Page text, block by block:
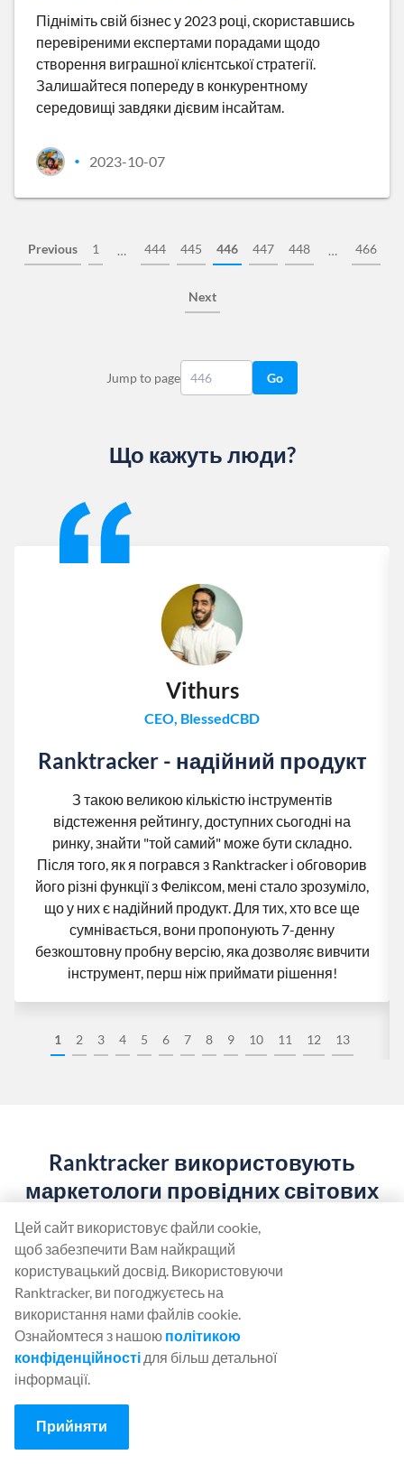
Підніміть свій бізнес у 2023 році, скориставшись
перевіреними експертами порадами щодо
створення виграшної клієнтської стратегії.
Залишайтеся попереду в конкурентному
середовищі завдяки дієвим інсайтам.
• 2023-10-07
Previous 1 … 444 445 446 447 448 … 466
Next
Jump to page Go
Що кажуть люди?
1 2 3 4 5 6 7 8 9 10 11 12 13
Vithurs
CEO, BlessedCBD
Ranktracker - надійний продукт
З такою великою кількістю інструментів
відстеження рейтингу, доступних сьогодні на
ринку, знайти "той самий" може бути складно.
Після того, як я погрався з Ranktracker і обговорив
його різні функції з Феліксом, мені стало зрозуміло,
що у них є надійний продукт. Для тих, хто все ще
сумнівається, вони пропонують 7-денну
безкоштовну пробну версію, яка дозволяє вивчити
інструмент, перш ніж приймати рішення!
Ranktracker використовують
маркетологи провідних світових
компаній
Почніть користуватися
Цей сайт використовує файли cookie,
щоб забезпечити Вам найкращий
користувацький досвід. Використовуючи
Ranktracker, ви погоджуєтесь на
використання нами файлів cookie.
Ознайомтеся з нашою політикою
конфіденційності для більш детальної
інформації.
Прийняти